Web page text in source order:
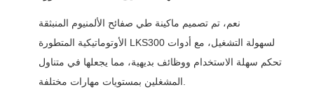
نعم، تم تصميم ماكينة طي صفائح الألمنيوم المنبثقة
الأوتوماتيكية المتطورة LKS300 لسهولة التشغيل، مع أدوات
تحكم سهلة الاستخدام ووظائف بديهية، مما يجعلها في متناول
المشغلين بمستويات مهارات مختلفة.